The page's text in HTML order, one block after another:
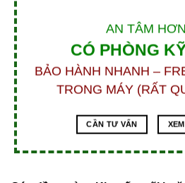
AN TÂM
CÓ PHÒNG
BẢO HÀNH NHANH –
TRONG MÁY (RẤT
CẦN TƯ VẤN